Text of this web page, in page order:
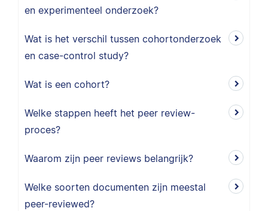
en experimenteel onderzoek?
Wat is het verschil tussen cohortonderzoek
en case-control study?
Wat is een cohort?
Welke stappen heeft het peer review-
proces?
Waarom zijn peer reviews belangrijk?
Welke soorten documenten zijn meestal
peer-reviewed?